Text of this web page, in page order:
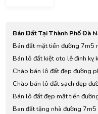
Bán Đất Tại Thành Phố Đà
Bán đất mặt tiền đường 7m5
Bán lô đất kiệt oto lê đình kỵ
Chào bán lô đất đẹp đường
Chào bán lô đất sạch đẹp
3,45 tỷ tl
Bán lô đất đẹp mặt tiền
hòa sơn, hòa vang, đà nẵng
Ban đất tặng nhà đường 7m5